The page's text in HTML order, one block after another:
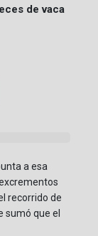
de vaca
a esa
recorrido de
sumó que el